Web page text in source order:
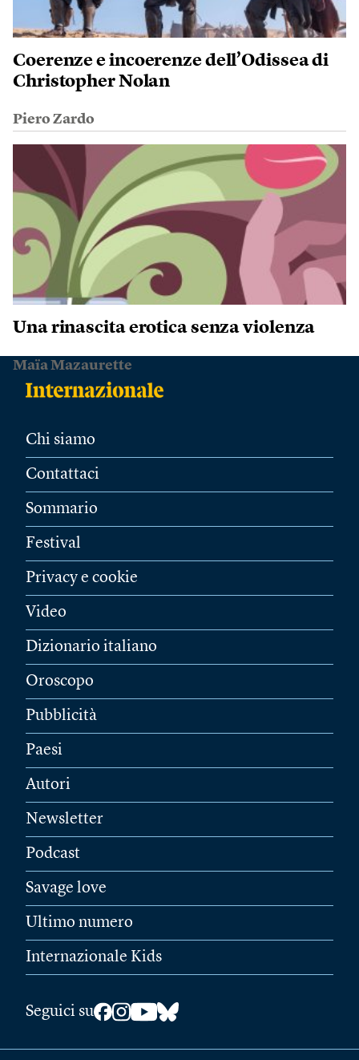
Coerenze e incoerenze dell’Odissea di
Christopher Nolan
Piero Zardo
Una rinascita erotica senza violenza
Maïa Mazaurette
Chi siamo
Contattaci
Sommario
Festival
Privacy e cookie
Video
Dizionario italiano
Oroscopo
Pubblicità
Paesi
Autori
Newsletter
Podcast
Savage love
Ultimo numero
Internazionale Kids
Seguici su